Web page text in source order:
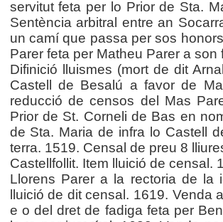
servitut feta per lo Prior de Sta.
Sentència arbitral entre an
un camí que passa per sos
Parer feta per Matheu Parer a
Difinició lluismes (mort de dit
Castell de Besalú a favor de
reducció de censos del Mas
Prior de St. Corneli de Bas en
de Sta. Maria de infra lo Castell
terra. 1519. Censal de preu 8
Castellfollit. Item lluició de censal.
Llorens Parer a la rectoria de la
lluició de dit censal. 1619.
e o del dret de fadiga feta per